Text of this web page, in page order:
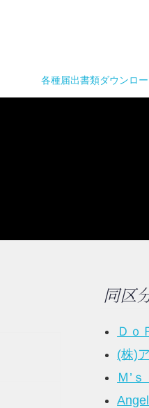
各種届出書類ダウンロー
同区
Ｄｏ
(株)
Ｍ’